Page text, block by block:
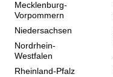
Mecklenburg-
Vorpommern
Niedersachsen
Nordrhein-
Westfalen
Rheinland-Pfalz